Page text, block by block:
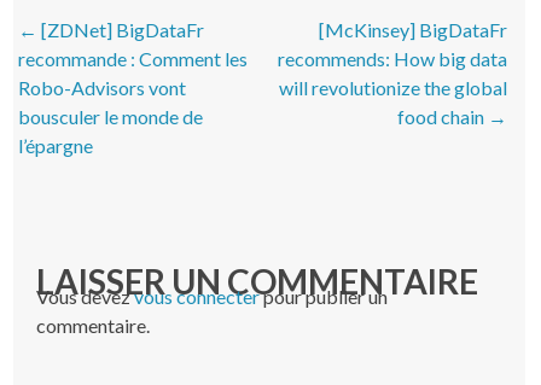
Post navigation
← [ZDNet] BigDataFr
recommande : Comment les
Robo-Advisors vont
bousculer le monde de
l’épargne
[McKinsey] BigDataFr
recommends: How big data
will revolutionize the global
food chain →
LAISSER UN COMMENTAIRE
Vous devezvous connecterpour publier un
commentaire.